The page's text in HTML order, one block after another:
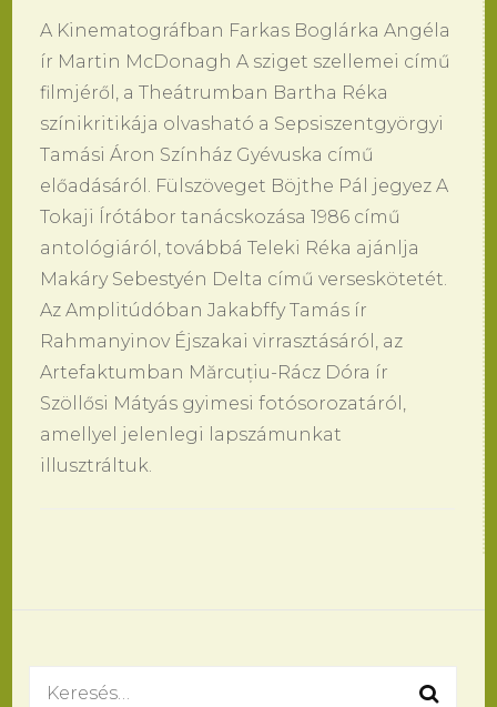
A Kinematográfban Farkas Boglárka Angéla
ír Martin McDonagh A sziget szellemei című
filmjéről, a Theátrumban Bartha Réka
színikritikája olvasható a Sepsiszentgyörgyi
Tamási Áron Színház Gyévuska című
előadásáról. Fülszöveget Böjthe Pál jegyez A
Tokaji Írótábor tanácskozása 1986 című
antológiáról, továbbá Teleki Réka ajánlja
Makáry Sebestyén Delta című verseskötetét.
Az Amplitúdóban Jakabffy Tamás ír
Rahmanyinov Éjszakai virrasztásáról, az
Artefaktumban Mărcuțiu-Rácz Dóra ír
Szöllősi Mátyás gyimesi fotósorozatáról,
amellyel jelenlegi lapszámunkat
illusztráltuk.
Keresés: